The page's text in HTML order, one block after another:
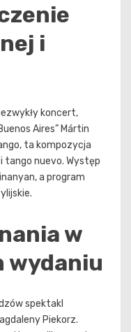
i
koncert,
Aires” Mártin
ta kompozycja
tango nuevo. Występ
a program
w
wydaniu
spektakl
Piekorz.